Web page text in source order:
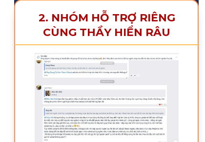
2. NHÓM HỖ TRỢ RIÊNG
CÙNG THẦY HIỂN RÂU